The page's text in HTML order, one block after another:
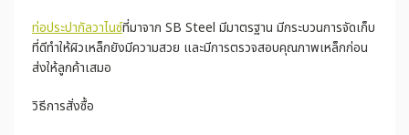
ท่อประปากัลวาไนซ์ที่มาจาก SB Steel มีมาตรฐาน มีกระบวนการจัดเก็บ
ที่ดีทำให้ผิวเหล็กยังมีความสวย และมีการตรวจสอบคุณภาพเหล็กก่อน
ส่งให้ลูกค้าเสมอ
วิธีการสั่งซื้อ